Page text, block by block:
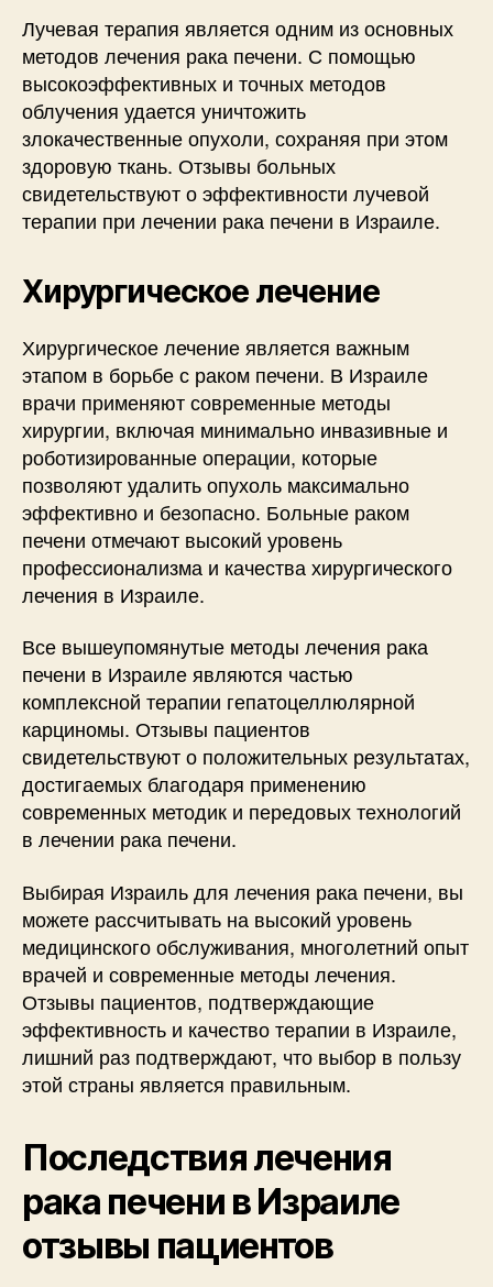
Лучевая терапия является одним из основных
методов лечения рака печени. С помощью
высокоэффективных и точных методов
облучения удается уничтожить
злокачественные опухоли, сохраняя при этом
здоровую ткань. Отзывы больных
свидетельствуют о эффективности лучевой
терапии при лечении рака печени в Израиле.
Хирургическое лечение
Хирургическое лечение является важным
этапом в борьбе с раком печени. В Израиле
врачи применяют современные методы
хирургии, включая минимально инвазивные и
роботизированные операции, которые
позволяют удалить опухоль максимально
эффективно и безопасно. Больные раком
печени отмечают высокий уровень
профессионализма и качества хирургического
лечения в Израиле.
Все вышеупомянутые методы лечения рака
печени в Израиле являются частью
комплексной терапии гепатоцеллюлярной
карциномы. Отзывы пациентов
свидетельствуют о положительных результатах,
достигаемых благодаря применению
современных методик и передовых технологий
в лечении рака печени.
Выбирая Израиль для лечения рака печени, вы
можете рассчитывать на высокий уровень
медицинского обслуживания, многолетний опыт
врачей и современные методы лечения.
Отзывы пациентов, подтверждающие
эффективность и качество терапии в Израиле,
лишний раз подтверждают, что выбор в пользу
этой страны является правильным.
Последствия лечения
рака печени в Израиле
отзывы пациентов